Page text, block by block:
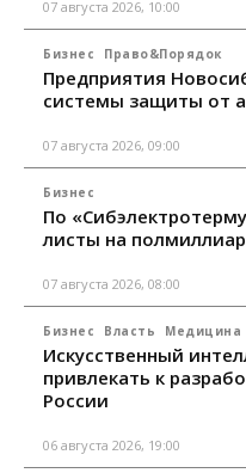
07 августа 2026, 10:00
Бизнес Право&Порядок
Предприятия
системы защиты от
07 августа 2026, 09:00
Бизнес
По
листы на
07 августа 2026, 08:00
Бизнес Власть Медицина
Искусственный
привлекать к
России
06 августа 2026, 19:00